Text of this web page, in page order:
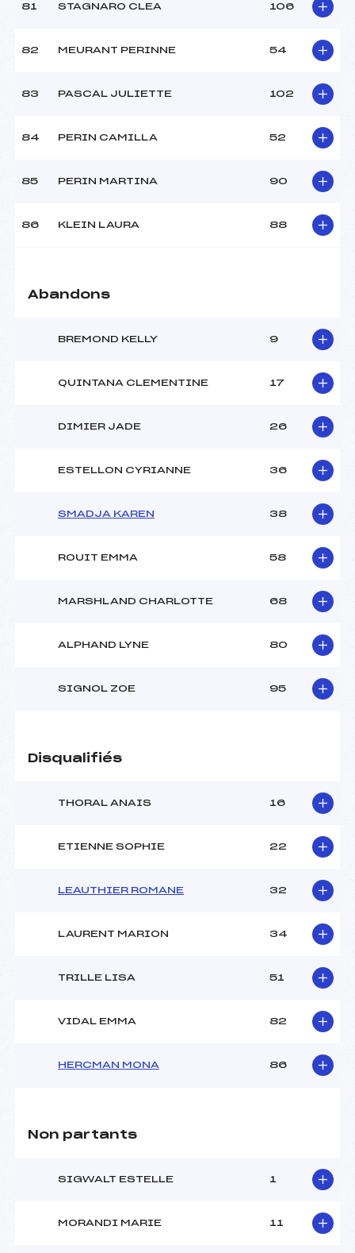
81 STAGNARO CLEA 106
82 MEURANT PERINNE 54
83 PASCAL JULIETTE 102
84 PERIN CAMILLA 52
85 PERIN MARTINA 90
86 KLEIN LAURA 88
Abandons
BREMOND KELLY 9
QUINTANA CLEMENTINE 17
DIMIER JADE 26
ESTELLON CYRIANNE 36
SMADJA KAREN 38
ROUIT EMMA 58
MARSHLAND CHARLOTTE 68
ALPHAND LYNE 80
SIGNOL ZOE 95
Disqualifiés
THORAL ANAIS 16
ETIENNE SOPHIE 22
LEAUTHIER ROMANE 32
LAURENT MARION 34
TRILLE LISA 51
VIDAL EMMA 82
HERCMAN MONA 86
Non partants
SIGWALT ESTELLE 1
MORANDI MARIE 11